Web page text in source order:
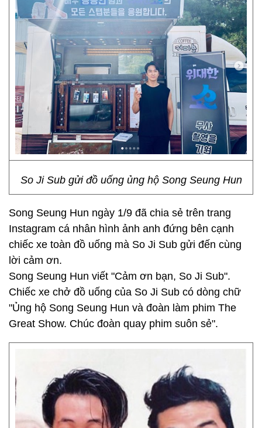
So Ji Sub gửi đồ uống ủng hộ Song Seung Hun
Song Seung Hun ngày 1/9 đã chia sẻ trên trang
Instagram cá nhân hình ảnh anh đứng bên cạnh
chiếc xe toàn đồ uống mà So Ji Sub gửi đến cùng
lời cảm ơn.
Song Seung Hun viết "Cảm ơn bạn, So Ji Sub".
Chiếc xe chở đồ uống của So Ji Sub có dòng chữ
"Ủng hộ Song Seung Hun và đoàn làm phim The
Great Show. Chúc đoàn quay phim suôn sẻ".